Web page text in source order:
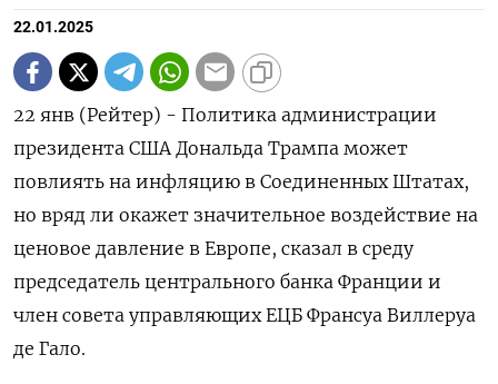
22.01.2025
22 янв (Рейтер) - Политика администрации
президента США Дональда Трампа может
повлиять на инфляцию в Соединенных Штатах,
но вряд ли окажет значительное воздействие на
ценовое давление в Европе, сказал в среду
председатель центрального банка Франции и
член совета управляющих ЕЦБ Франсуа Виллеруа
де Гало.